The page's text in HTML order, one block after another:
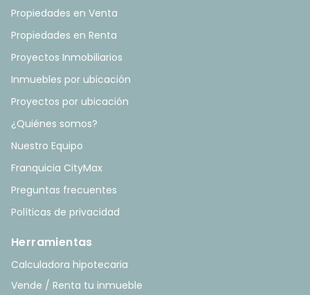
Propiedades en Venta
Propiedades en Renta
Proyectos Inmobiliarios
Inmuebles por ubicación
Proyectos por ubicación
¿Quiénes somos?
Nuestro Equipo
Franquicia CityMax
Preguntas frecuentes
Políticas de privacidad
Herramientas
Calculadora hipotecaria
Vende / Renta tu inmueble